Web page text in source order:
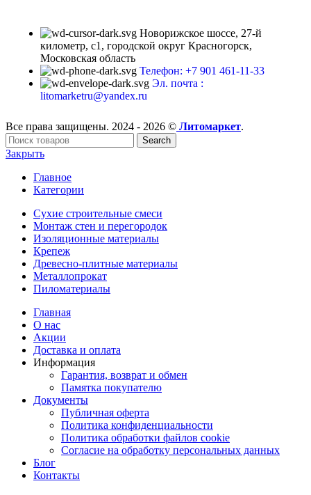
Новорижское шоссе, 27-й
километр, с1, городской округ Красногорск,
Московская область
Телефон: +7 901 461-11-33
Эл. почта :
litomarketru@yandex.ru
Все права защищены. 2024 - 2026 © Литомаркет.
Search
Закрыть
Главное
Категории
Сухие строительные смеси
Монтаж стен и перегородок
Изоляционные материалы
Крепеж
Древесно-плитные материалы
Металлопрокат
Пиломатериалы
Главная
О нас
Акции
Доставка и оплата
Информация
Гарантия, возврат и обмен
Памятка покупателю
Документы
Публичная оферта
Политика конфиденциальности
Политика обработки файлов cookie
Согласие на обработку персональных данных
Блог
Контакты